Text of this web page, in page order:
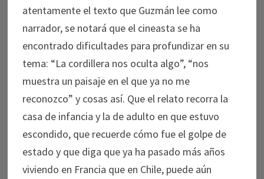
atentamente el texto que Guzmán lee como
narrador, se notará que el cineasta se ha
encontrado dificultades para profundizar en su
tema: “La cordillera nos oculta algo”, “nos
muestra un paisaje en el que ya no me
reconozco” y cosas así. Que el relato recorra la
casa de infancia y la de adulto en que estuvo
escondido, que recuerde cómo fue el golpe de
estado y que diga que ya ha pasado más años
viviendo en Francia que en Chile, puede aún